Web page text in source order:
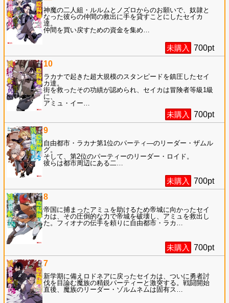
神魔の二人組・ルルムとノズロからのお願いで、奴隷と
なった彼らの仲間の救出に手を貸すことにしたセイカ
達。
仲間を買い戻すための資金を集め
未購入 700pt
10
ラカナで起きた超大規模のスタンピードを鎮圧したセイ
カ達。
街を救ったその功績が認められ、セイカは冒険者等級1級
に、
アミュ・イー
未購入 700pt
9
自由都市・ラカナ第1位のパーティ―のリーダー・ザムル
グ。
そして、第2位のパーティーのリーダー・ロイド。
彼らは都市周辺にある二
未購入 700pt
8
帝国に捕まったアミュを助けるため帝城に向かったセイ
カは、その圧倒的な力で帝城を破壊し、アミュを救出し
た。フィオナの伝手を頼りに自由都市・ラカ
未購入 700pt
7
新学期に備えロドネアに戻ったセイカは、ついに勇者討
伐を目論む魔族の精鋭パーティーと激突する。戦闘開始
直後、魔族のリーダー・ゾルムネムは固有ス